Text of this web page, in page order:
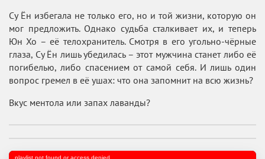
Су Ён избегала не только его, но и той жизни, которую он
мог предложить. Однако судьба сталкивает их, и теперь
Юн Хо – её телохранитель. Смотря в его угольно-чёрные
глаза, Су Ён лишь убедилась – этот мужчина станет либо её
погибелью, либо спасением от самой себя. И лишь один
вопрос гремел в её ушах: что она запомнит на всю жизнь?
Вкус ментола или запах лаванды?